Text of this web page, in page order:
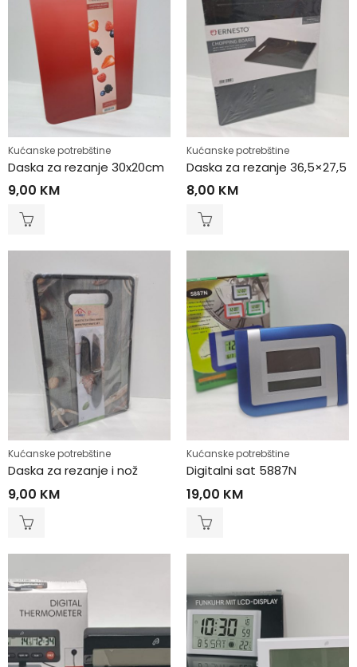
Kućanske potrebštine
Daska za rezanje 30x20cm
9,00 KM
Kućanske potrebštine
Daska za rezanje 36,5×27,5
8,00 KM
Kućanske potrebštine
Daska za rezanje i nož
9,00 KM
Kućanske potrebštine
Digitalni sat 5887N
19,00 KM